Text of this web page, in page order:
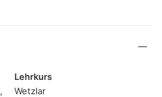
Lehrkurs
Wetzlar